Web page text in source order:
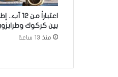
ع
ا
ش
و
ء
اعتباراً
بين كركوك
منذ 13 ساعة